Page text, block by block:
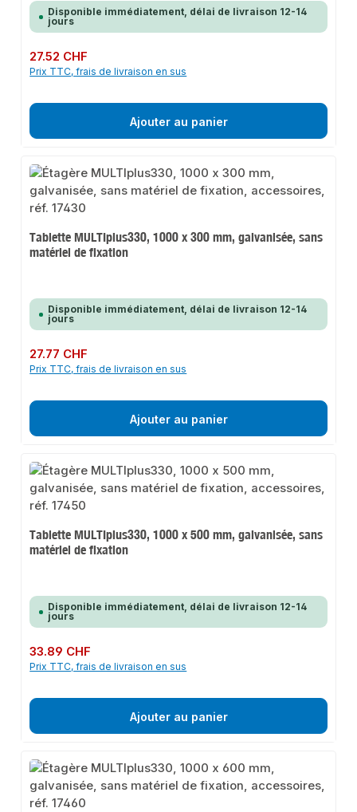
Disponible immédiatement, délai de livraison 12-14
jours
Prix régulier :
27.52 CHF
Prix TTC, frais de livraison en sus
Ajouter au panier
Tablette MULTIplus330, 1000 x 300 mm, galvanisée, sans
matériel de fixation
Disponible immédiatement, délai de livraison 12-14
jours
Prix régulier :
27.77 CHF
Prix TTC, frais de livraison en sus
Ajouter au panier
Tablette MULTIplus330, 1000 x 500 mm, galvanisée, sans
matériel de fixation
Disponible immédiatement, délai de livraison 12-14
jours
Prix régulier :
33.89 CHF
Prix TTC, frais de livraison en sus
Ajouter au panier